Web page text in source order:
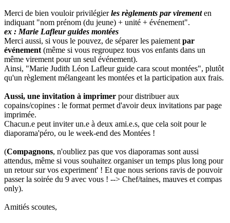
Merci de bien vouloir privilégierles règlements par virementen
indiquant "nom prénom (du jeune) + unité + événement".
ex : Marie Lafleur guides montées
Merci aussi, si vous le pouvez, de séparer les paiement par
événement (même si vous regroupez tous vos enfants dans un
même virement pour un seul événement).
Ainsi, "Marie Judith Léon Lafleur guide cara scout montées", plutôt
qu'un règlement mélangeant les montées et la participation aux frais.
Aussi, une invitation à imprimer pour distribuer aux
copains/copines : le format permet d'avoir deux invitations par page
imprimée.
Chacun.e peut inviter un.e à deux ami.e.s, que cela soit pour le
diaporama'péro, ou le week-end des Montées !
(Compagnons, n'oubliez pas que vos diaporamas sont aussi
attendus, même si vous souhaitez organiser un temps plus long pour
un retour sur vos experiment' ! Et que nous serions ravis de pouvoir
passer la soirée du 9 avec vous ! --> Chef/taines, mauves et compas
only).
Amitiés scoutes,